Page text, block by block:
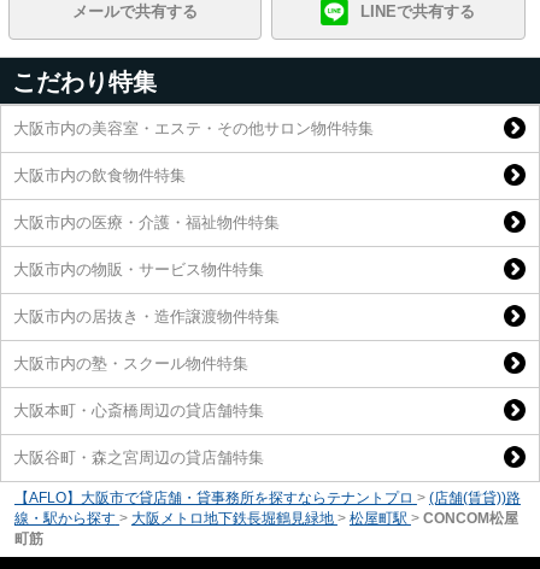
メールで共有する LINEで共有する
こだわり特集
大阪市内の美容室・エステ・その他サロン物件特集
大阪市内の飲食物件特集
大阪市内の医療・介護・福祉物件特集
大阪市内の物販・サービス物件特集
大阪市内の居抜き・造作譲渡物件特集
大阪市内の塾・スクール物件特集
大阪本町・心斎橋周辺の貸店舗特集
大阪谷町・森之宮周辺の貸店舗特集
【AFLO】大阪市で貸店舗・貸事務所を探すならテナントプロ > (店舗(賃貸))路
線・駅から探す > 大阪メトロ地下鉄長堀鶴見緑地 > 松屋町駅 > CONCOM松屋
町筋